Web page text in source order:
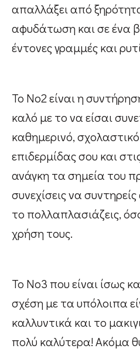
απαλλάξει από
αφυδάτωση και σε ένα
έντονες γραμμές και
Το Νο2 είναι η
καλό με το να είσαι
καθημερινό,
επιδερμίδας σου και
ανάγκη τα σημεία του
συνεχίσεις να
το πολλαπλασιάζεις,
χρήση τους.
Το Νο3 που είναι ίσως
σχέση με τα υπόλοιπα
καλλυντικά και το
πολύ καλύτερα! Ακόμα